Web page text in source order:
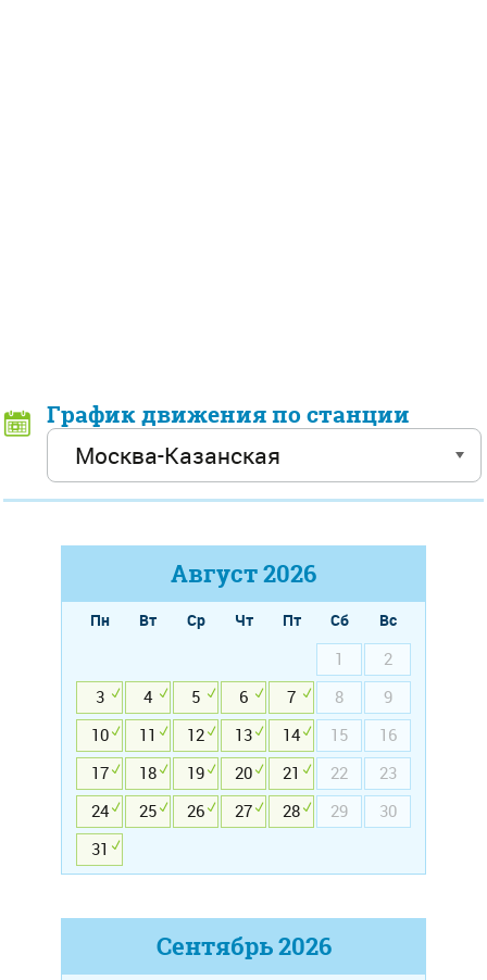
График движения по станции
Август2026
Пн Вт Ср Чт Пт Сб
Вс
1
2
3
4 5 6 7 8
9
10
11 12 13 14 15
16
17
18 19 20 21 22
23
24
25 26 27 28 29
30
31
Сентябрь2026